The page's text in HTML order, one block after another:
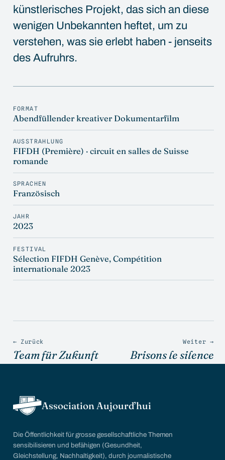
künstlerisches Projekt, das sich an diese
wenigen Unbekannten heftet, um zu
verstehen, was sie erlebt haben - jenseits
des Aufruhrs.
FORMAT
Abendfüllender kreativer Dokumentarfilm
AUSSTRAHLUNG
FIFDH (Première) · circuit en salles de Suisse
romande
SPRACHEN
Französisch
JAHR
2023
FESTIVAL
Sélection FIFDH Genève, Compétition
internationale 2023
← Zurück
Team für Zukunft
Weiter →
Brisons le silence
Association Aujourd’hui
Die Öffentlichkeit für grosse gesellschaftliche Themen
sensibilisieren und befähigen (Gesundheit,
Gleichstellung, Nachhaltigkeit), durch journalistische